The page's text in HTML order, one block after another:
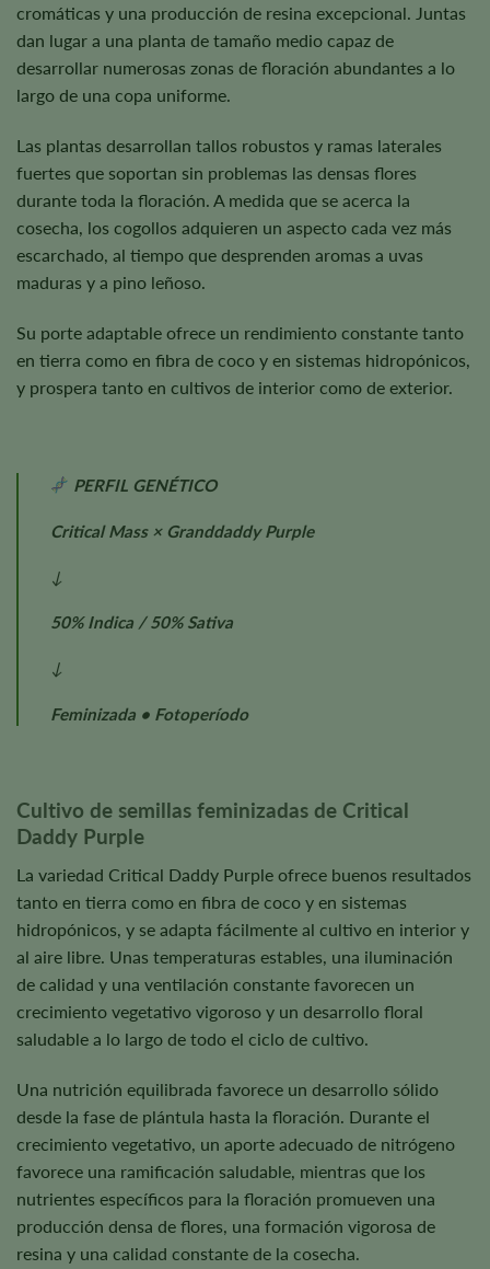
cromáticas y una producción de resina excepcional. Juntas
dan lugar a una planta de tamaño medio capaz de
desarrollar numerosas zonas de floración abundantes a lo
largo de una copa uniforme.
Las plantas desarrollan tallos robustos y ramas laterales
fuertes que soportan sin problemas las densas flores
durante toda la floración. A medida que se acerca la
cosecha, los cogollos adquieren un aspecto cada vez más
escarchado, al tiempo que desprenden aromas a uvas
maduras y a pino leñoso.
Su porte adaptable ofrece un rendimiento constante tanto
en tierra como en fibra de coco y en sistemas hidropónicos,
y prospera tanto en cultivos de interior como de exterior.
PERFIL GENÉTICO
Critical Mass × Granddaddy Purple
↓
50% Indica / 50% Sativa
↓
Feminizada • Fotoperíodo
Cultivo de semillas feminizadas de Critical
Daddy Purple
La variedad Critical Daddy Purple ofrece buenos resultados
tanto en tierra como en fibra de coco y en sistemas
hidropónicos, y se adapta fácilmente al cultivo en interior y
al aire libre. Unas temperaturas estables, una iluminación
de calidad y una ventilación constante favorecen un
crecimiento vegetativo vigoroso y un desarrollo floral
saludable a lo largo de todo el ciclo de cultivo.
Una nutrición equilibrada favorece un desarrollo sólido
desde la fase de plántula hasta la floración. Durante el
crecimiento vegetativo, un aporte adecuado de nitrógeno
favorece una ramificación saludable, mientras que los
nutrientes específicos para la floración promueven una
producción densa de flores, una formación vigorosa de
resina y una calidad constante de la cosecha.